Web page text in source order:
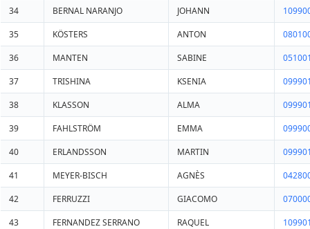
34
BERNAL NARANJO JOHANN
35
KÖSTERS ANTON
36
MANTEN SABINE
37
TRISHINA KSENIA
38
KLASSON ALMA
39
FAHLSTRÖM EMMA
40
ERLANDSSON MARTIN
41
MEYER-BISCH AGNÈS
42
FERRUZZI GIACOMO
43
FERNANDEZ SERRANO RAQUEL